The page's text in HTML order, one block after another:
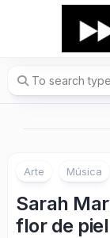
Arte Música
Sarah
flor de piel